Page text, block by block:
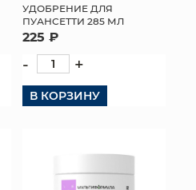
УДОБРЕНИЕ ДЛЯ
ПУАНСЕТТИ 285 МЛ
225 ₽
- +
В КОРЗИНУ